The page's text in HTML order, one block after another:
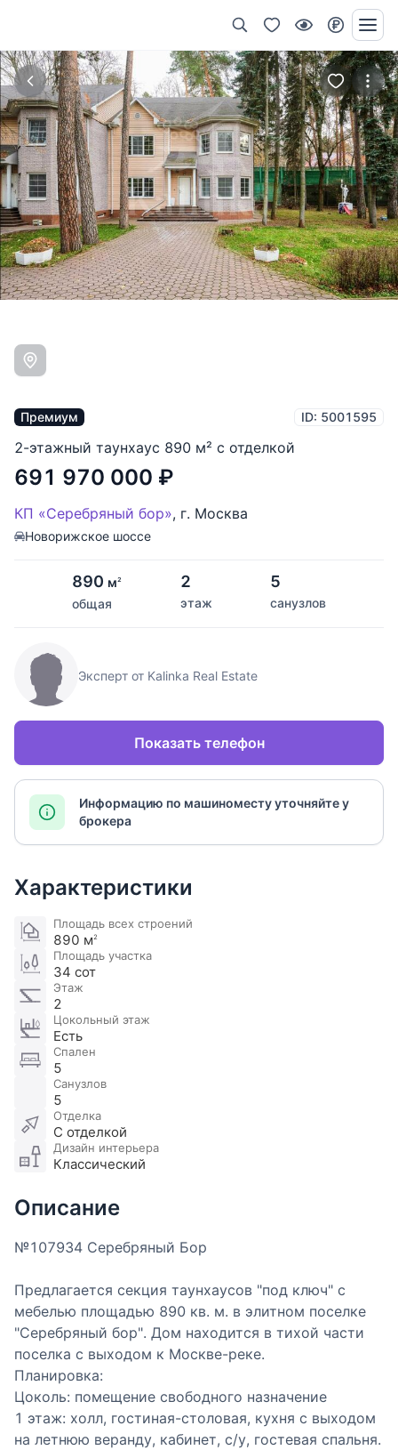
Премиум ID: 5001595
2-этажный таунхаус 890 м² с отделкой
691 970 000 ₽
КП «Серебряный бор», г. Москва
Новорижское шоссе
890 м2
общая
2
этаж
5
санузлов
Эксперт от Kalinka Real Estate
Показать телефон
Информацию по машиноместу уточняйте у
брокера
Характеристики
Площадь всех строений
890 м2
Площадь участка
34 сот
Этаж
2
Цокольный этаж
Есть
Спален
5
Санузлов
5
Отделка
С отделкой
Дизайн интерьера
Классический
Описание
№107934 Серебряный Бор
Предлагается секция таунхаусов "под ключ" с
мебелью площадью 890 кв. м. в элитном поселке
"Серебряный бор". Дом находится в тихой части
поселка с выходом к Москве-реке.
Планировка:
Цоколь: помещение свободного назначение
1 этаж: холл, гостиная-столовая, кухня с выходом
на летнюю веранду, кабинет, с/у, гостевая спальня.